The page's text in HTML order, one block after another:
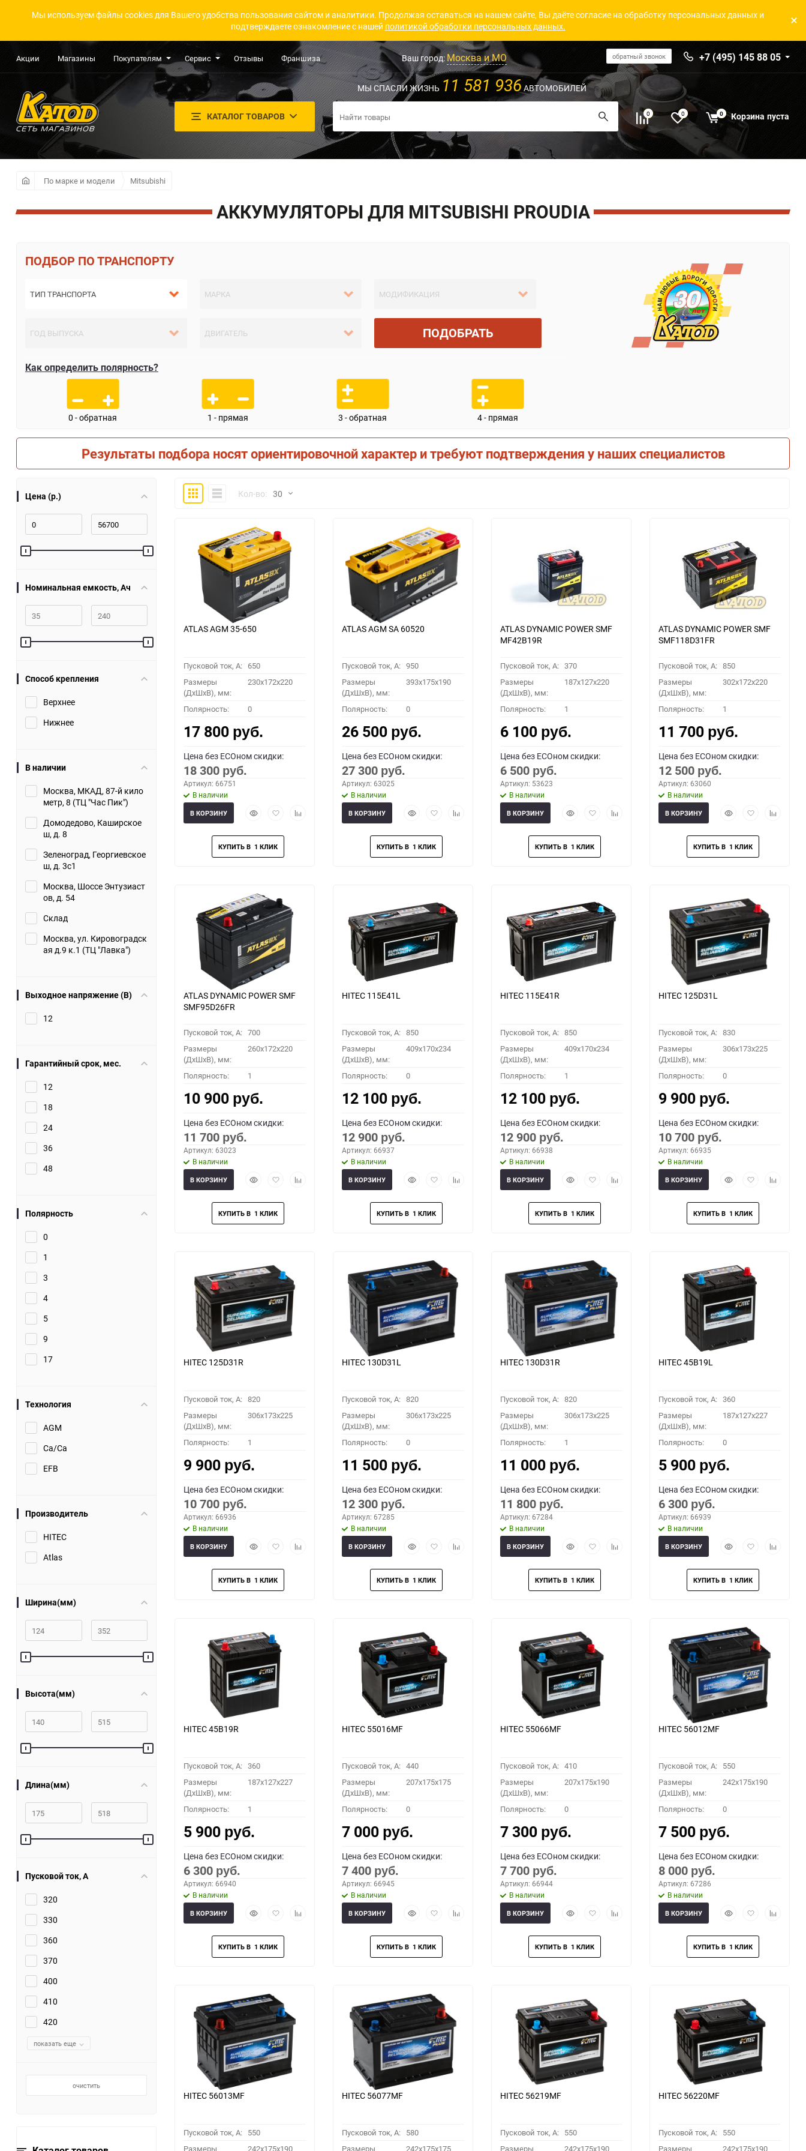
Мы используем файлы cookies для Вашего удобства пользования сайтом и аналитики. Продолжая оставаться на нашем сайте, Вы даёте согласие на обработку персональных данных и
подтверждаете ознакомление с нашей политикой обработки персональных данных.
Акции Магазины Покупателям Сервис Отзывы Франшиза Ваш город:Москва и МО обратный звонок +7 (495) 145 88 05
КАТАЛОГ ТОВАРОВ
МЫ СПАСЛИ ЖИЗНЬ 11 581 936 АВТОМОБИЛЕЙ
0 0 0 Корзина пуста
По марке и модели Mitsubishi
АККУМУЛЯТОРЫ ДЛЯ MITSUBISHI PROUDIA
ПО ТРАНСПОРТУ
ПОДОБРАТЬ
Как определить полярность?
0 - обратная 1 - прямая 3 - обратная 4 - прямая
Результаты подбора носят ориентировочной характер и требуют подтверждения у наших специалистов
Цена (р.)
Номинальная емкость, Ач
Способ крепления
Верхнее
Нижнее
В наличии
Москва, МКАД, 87-й кило
метр, 8 (ТЦ "Час Пик")
Домодедово, Каширское
ш, д. 8
Зеленоград, Георгиевское
ш, д. 3с1
Москва, Шоссе Энтузиаст
ов, д. 54
Склад
Москва, ул. Кировоградск
ая д.9 к.1 (ТЦ "Лавка")
Выходное напряжение (В)
12
Гарантийный срок, мес.
12
18
24
36
48
Полярность
0
1
3
4
5
9
17
Технология
AGM
Ca/Ca
EFB
Производитель
HITEC
Atlas
Ширина(мм)
Высота(мм)
Длина(мм)
Пусковой ток, A
320
330
360
370
400
410
420
показать еще
очистить
ПлиткаКомпактноКол-во: 30
30
60
90
150
ATLAS AGM 35-650
Пусковой ток, A: 650
Размеры
(ДхШхВ), мм:
230x172x220
Полярность: 0
17 800 руб.
Цена без ECOном скидки:
18 300 руб.
Артикул: 66751
В наличии
БыстрыйДобавить
избранное
Добавить
В КОРЗИНУ
ATLAS AGM SA 60520
Пусковой ток, A: 950
Размеры
(ДхШхВ), мм:
393x175x190
Полярность: 0
26 500 руб.
Цена без ECOном скидки:
27 300 руб.
Артикул: 63025
В наличии
БыстрыйДобавить
избранное
Добавить
В КОРЗИНУ
ATLAS DYNAMIC POWER SMF
MF42B19R
Пусковой ток, A: 370
Размеры
(ДхШхВ), мм:
187x127x220
Полярность: 1
6 100 руб.
Цена без ECOном скидки:
6 500 руб.
Артикул: 53623
В наличии
БыстрыйДобавить
избранное
Добавить
В КОРЗИНУ
ATLAS DYNAMIC POWER SMF
SMF118D31FR
Пусковой ток, A: 850
Размеры
(ДхШхВ), мм:
302x172x220
Полярность: 1
11 700 руб.
Цена без ECOном скидки:
12 500 руб.
Артикул: 63060
В наличии
БыстрыйДобавить
избранное
Добавить
В КОРЗИНУ
ATLAS DYNAMIC POWER SMF
SMF95D26FR
Пусковой ток, A: 700
Размеры
(ДхШхВ), мм:
260x172x220
Полярность: 1
10 900 руб.
Цена без ECOном скидки:
11 700 руб.
Артикул: 63023
В наличии
БыстрыйДобавить
избранное
Добавить
В КОРЗИНУ
HITEC 115E41L
Пусковой ток, A: 850
Размеры
(ДхШхВ), мм:
409x170x234
Полярность: 0
12 100 руб.
Цена без ECOном скидки:
12 900 руб.
Артикул: 66937
В наличии
БыстрыйДобавить
избранное
Добавить
В КОРЗИНУ
HITEC 115E41R
Пусковой ток, A: 850
Размеры
(ДхШхВ), мм:
409x170x234
Полярность: 1
12 100 руб.
Цена без ECOном скидки:
12 900 руб.
Артикул: 66938
В наличии
БыстрыйДобавить
избранное
Добавить
В КОРЗИНУ
HITEC 125D31L
Пусковой ток, A: 830
Размеры
(ДхШхВ), мм:
306x173x225
Полярность: 0
9 900 руб.
Цена без ECOном скидки:
10 700 руб.
Артикул: 66935
В наличии
БыстрыйДобавить
избранное
Добавить
В КОРЗИНУ
HITEC 125D31R
Пусковой ток, A: 820
Размеры
(ДхШхВ), мм:
306x173x225
Полярность: 1
9 900 руб.
Цена без ECOном скидки:
10 700 руб.
Артикул: 66936
В наличии
БыстрыйДобавить
избранное
Добавить
В КОРЗИНУ
HITEC 130D31L
Пусковой ток, A: 820
Размеры
(ДхШхВ), мм:
306x173x225
Полярность: 0
11 500 руб.
Цена без ECOном скидки:
12 300 руб.
Артикул: 67285
В наличии
БыстрыйДобавить
избранное
Добавить
В КОРЗИНУ
HITEC 130D31R
Пусковой ток, A: 820
Размеры
(ДхШхВ), мм:
306x173x225
Полярность: 1
11 000 руб.
Цена без ECOном скидки:
11 800 руб.
Артикул: 67284
В наличии
БыстрыйДобавить
избранное
Добавить
В КОРЗИНУ
HITEC 45B19L
Пусковой ток, A: 360
Размеры
(ДхШхВ), мм:
187x127x227
Полярность: 0
5 900 руб.
Цена без ECOном скидки:
6 300 руб.
Артикул: 66939
В наличии
БыстрыйДобавить
избранное
Добавить
В КОРЗИНУ
HITEC 45B19R
Пусковой ток, A: 360
Размеры
(ДхШхВ), мм:
187x127x227
Полярность: 1
5 900 руб.
Цена без ECOном скидки:
6 300 руб.
Артикул: 66940
В наличии
БыстрыйДобавить
избранное
Добавить
В КОРЗИНУ
HITEC 55016MF
Пусковой ток, A: 440
Размеры
(ДхШхВ), мм:
207x175x175
Полярность: 0
7 000 руб.
Цена без ECOном скидки:
7 400 руб.
Артикул: 66945
В наличии
БыстрыйДобавить
избранное
Добавить
В КОРЗИНУ
HITEC 55066MF
Пусковой ток, A: 410
Размеры
(ДхШхВ), мм:
207x175x190
Полярность: 0
7 300 руб.
Цена без ECOном скидки:
7 700 руб.
Артикул: 66944
В наличии
БыстрыйДобавить
избранное
Добавить
В КОРЗИНУ
HITEC 56012MF
Пусковой ток, A: 550
Размеры
(ДхШхВ), мм:
242x175x190
Полярность: 0
7 500 руб.
Цена без ECOном скидки:
8 000 руб.
Артикул: 67286
В наличии
БыстрыйДобавить
избранное
Добавить
В КОРЗИНУ
HITEC 56013MF
Пусковой ток, A: 550
HITEC 56077MF
Пусковой ток, A: 580
HITEC 56219MF
Пусковой ток, A: 550
HITEC 56220MF
Пусковой ток, A: 550